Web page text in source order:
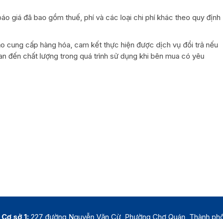
giá đã bao gồm thuế, phí và các loại chi phí khác theo quy định
cung cấp hàng hóa, cam kết thực hiện được dịch vụ đổi trả nếu
đến chất lượng trong quá trình sử dụng khi bên mua có yêu
Cơ sở 1: 227 đường Nguyễn Văn Cừ, Phường Chợ Quán, Thành